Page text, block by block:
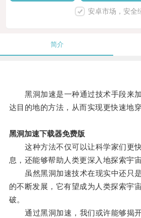
安卓市场，安全
简介
黑洞加速是一种通过技术手段来加
达目的地的方法，从而实现更快速地穿
黑洞加速下载器免费版
这种方法不仅可以让科学家们更
息，还能够帮助人类更深入地探索宇宙
虽然黑洞加速技术在现实中还只是
的不断发展，它有望成为人类探索宇
破。
通过黑洞加速，我们或许能够揭开